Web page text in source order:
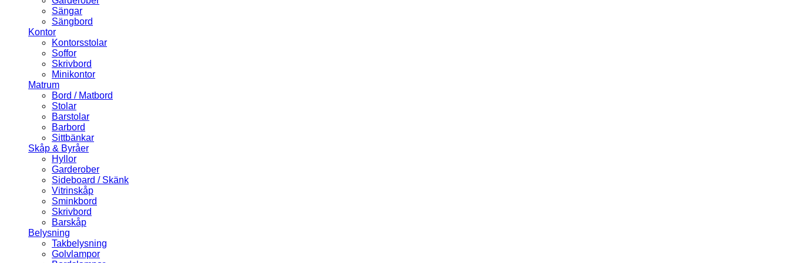
Sängar
Sängbord
Kontor
Kontorsstolar
Soffor
Skrivbord
Minikontor
Matrum
Bord / Matbord
Stolar
Barstolar
Barbord
Sittbänkar
Skåp & Byråer
Hyllor
Garderober
Sideboard / Skänk
Vitrinskåp
Sminkbord
Skrivbord
Barskåp
Belysning
Takbelysning
Golvlampor